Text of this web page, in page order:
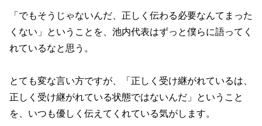
「でもそうじゃないんだ、正しく伝わる必要なんてまった
くない」ということを、池内代表はずっと僕らに語ってく
れているなと思う。
とても変な言い方ですが、「正しく受け継がれているは、
正しく受け継がれている状態ではないんだ」ということ
を、いつも優しく伝えてくれている気がします。